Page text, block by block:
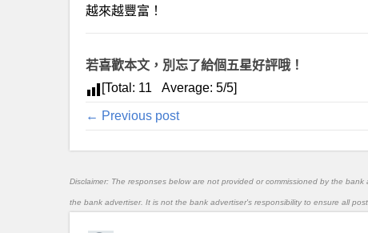
越來越豐富！
若喜歡本文，別忘了給個五星好評哦！
[Total: 11 Average: 5/5]
← Previous post
Disclaimer: The responses below are not provided or commissioned by the
the bank advertiser. It is not the bank advertiser's responsibility to ensure all